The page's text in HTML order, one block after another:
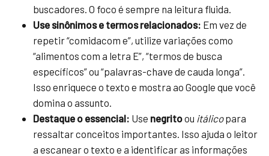
buscadores. O foco é sempre na leitura fluida.
Use sinônimos e termos relacionados: Em vez de
repetir “comidacom e”, utilize variações como
“alimentos com a letra E”, “termos de busca
específicos” ou “palavras-chave de cauda longa”.
Isso enriquece o texto e mostra ao Google que você
domina o assunto.
Destaque o essencial: Use negritoou itálicopara
ressaltar conceitos importantes. Isso ajuda o leitor
a escanear o texto e a identificar as informações